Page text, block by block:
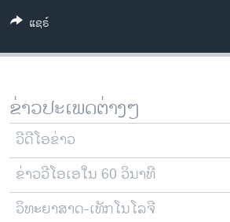
ພາສາອັງກິດ
ລາຍການກະຈາຍສຽງ
ລາຍງານ
ຕິດຕາມພວກເຮົາ ທີ່
ພາສາຕ່າງໆ
ແຊຣ໌
ຂ່າວປະເພດຕ່າງໆ
ວີດີໂອຂ່າວ
ຂ່າວວີໂອເອໃນ 60 ວິນາທີ
ວິທະຍາສາດ-ເທັກໂນໂລຈີ